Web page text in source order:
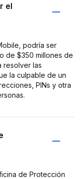
el
podría ser
de $350 millones de
resolver las
la culpable de un
PINs y otra
de Protección